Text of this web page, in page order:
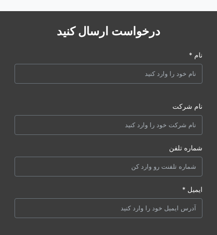
درخواست ارسال کنید
نام *
نام شرکت
شماره تلفن
ایمیل *